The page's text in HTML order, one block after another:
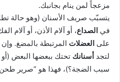
مزعجاً لمن ينام بجانبك.
يتسبّب صريف الأسنان (وهو حالة
في الصداع، أو آلام الأذن، أو آلام
على العضلات المرتبطة بالمضغ.
لتجد أسنانك تحتك ببعضها البعض
سبب الضجة؟)، فهذا هو “صرير طحن